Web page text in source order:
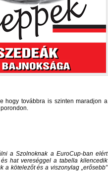
hogy továbbra is szinten maradjon a
a Szolnoknak a EuroCup-ban elért
hat vereséggel a tabella kilencedik
kötelezőt és a viszonylag „erősebb”